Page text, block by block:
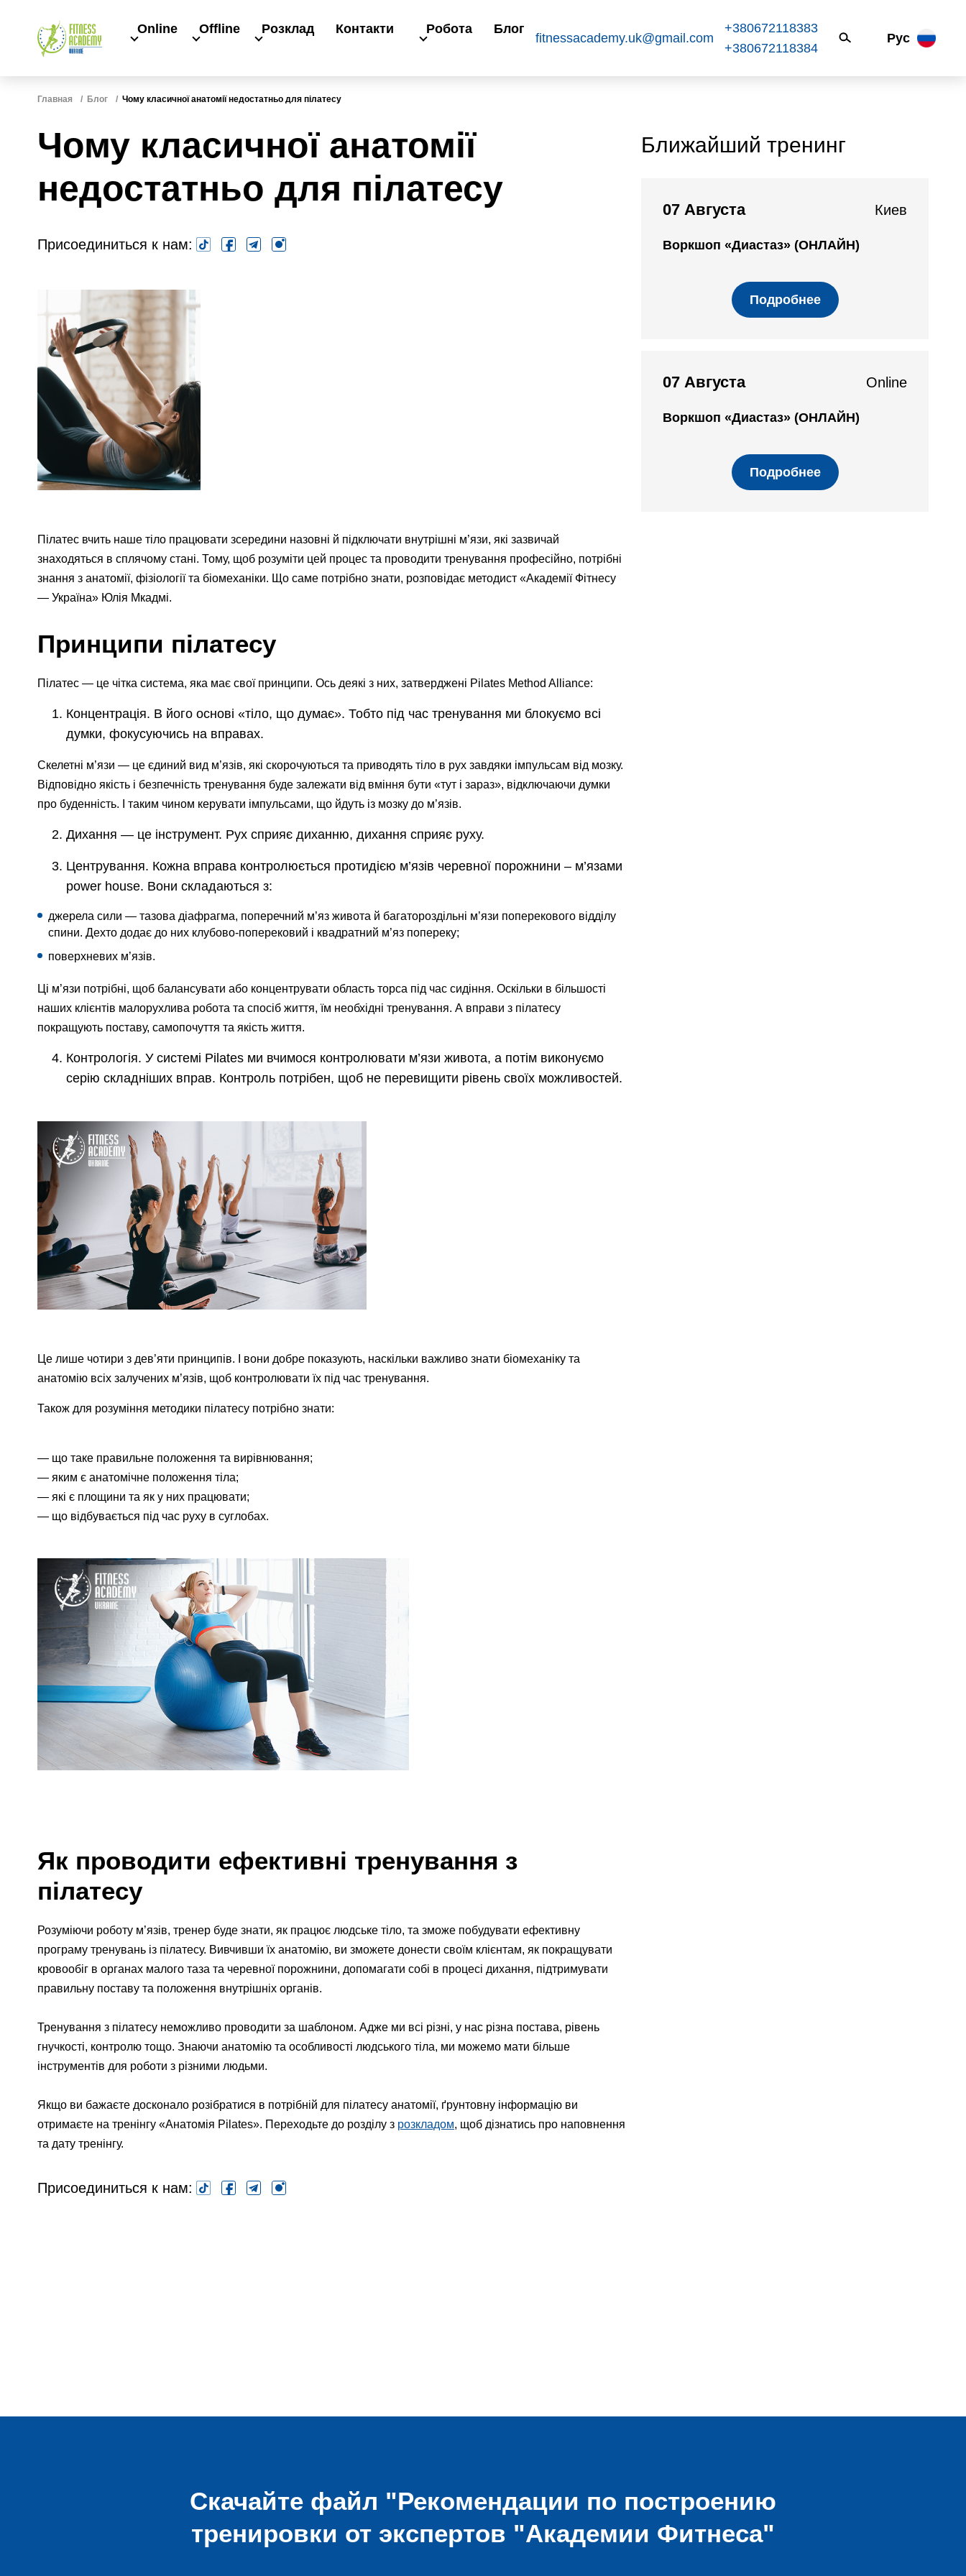
Online Offline Розклад Контакти Робота Блог
fitnessacademy.uk@gmail.com
+380672118383
+380672118384
Рус
Главная Блог Чому класичної анатомії недостатньо для пілатесу
Чому класичної анатомії
недостатньо для пілатесу
Присоединиться к нам:
Пілатес вчить наше тіло працювати зсередини назовні й підключати внутрішні м’язи, які зазвичай
знаходяться в сплячому стані. Тому, щоб розуміти цей процес та проводити тренування професійно, потрібні
знання з анатомії, фізіології та біомеханіки. Що саме потрібно знати, розповідає методист «Академії Фітнесу
— Україна» Юлія Мкадмі.
Принципи пілатесу
Пілатес — це чітка система, яка має свої принципи. Ось деякі з них, затверджені Pilates Method Alliance:
Концентрація. В його основі «тіло, що думає». Тобто під час тренування ми блокуємо всі
думки, фокусуючись на вправах.
Скелетні м’язи — це єдиний вид м’язів, які скорочуються та приводять тіло в рух завдяки імпульсам від мозку.
Відповідно якість і безпечність тренування буде залежати від вміння бути «тут і зараз», відключаючи думки
про буденність. І таким чином керувати імпульсами, що йдуть із мозку до м’язів.
Дихання — це інструмент. Рух сприяє диханню, дихання сприяє руху.
Центрування. Кожна вправа контролюється протидією м’язів черевної порожнини – м’язами
power house. Вони складаються з:
джерела сили — тазова діафрагма, поперечний м’яз живота й багатороздільні м’язи поперекового відділу
спини. Дехто додає до них клубово-поперековий і квадратний м’яз попереку;
поверхневих м’язів.
Ці м’язи потрібні, щоб балансувати або концентрувати область торса під час сидіння. Оскільки в більшості
наших клієнтів малорухлива робота та спосіб життя, їм необхідні тренування. А вправи з пілатесу
покращують поставу, самопочуття та якість життя.
Контрологія. У системі Pilates ми вчимося контролювати м’язи живота, а потім виконуємо
серію складніших вправ. Контроль потрібен, щоб не перевищити рівень своїх можливостей.
Це лише чотири з дев’яти принципів. І вони добре показують, наскільки важливо знати біомеханіку та
анатомію всіх залучених м’язів, щоб контролювати їх під час тренування.
Також для розуміння методики пілатесу потрібно знати:
— що таке правильне положення та вирівнювання;
— яким є анатомічне положення тіла;
— які є площини та як у них працювати;
— що відбувається під час руху в суглобах.
Як проводити ефективні тренування з
пілатесу
Розуміючи роботу м’язів, тренер буде знати, як працює людське тіло, та зможе побудувати ефективну
програму тренувань із пілатесу. Вивчивши їх анатомію, ви зможете донести своїм клієнтам, як покращувати
кровообіг в органах малого таза та черевної порожнини, допомагати собі в процесі дихання, підтримувати
правильну поставу та положення внутрішніх органів.
Тренування з пілатесу неможливо проводити за шаблоном. Адже ми всі різні, у нас різна постава, рівень
гнучкості, контролю тощо. Знаючи анатомію та особливості людського тіла, ми можемо мати більше
інструментів для роботи з різними людьми.
Якщо ви бажаєте досконало розібратися в потрібній для пілатесу анатомії, ґрунтовну інформацію ви
отримаєте на тренінгу «Анатомія Pilates». Переходьте до розділу з розкладом, щоб дізнатись про наповнення
та дату тренінгу.
Присоединиться к нам:
Ближайший тренинг
07 Августа Киев
Воркшоп «Диастаз» (ОНЛАЙН)
Подробнее
07 Августа Online
Воркшоп «Диастаз» (ОНЛАЙН)
Подробнее
Скачайте файл "Рекомендации по построению
тренировки от экспертов "Академии Фитнеса"